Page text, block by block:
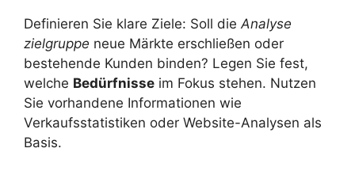
Definieren Sie klare Ziele: Soll dieAnalyse
zielgruppe neue Märkte erschließen oder
bestehende Kunden binden? Legen Sie fest,
welche Bedürfnisse im Fokus stehen. Nutzen
Sie vorhandene Informationen wie
Verkaufsstatistiken oder Website-Analysen als
Basis.